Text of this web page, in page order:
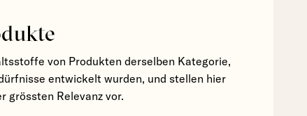
von Produkten derselben Kategorie,
entwickelt wurden, und stellen hier
grössten Relevanz vor.